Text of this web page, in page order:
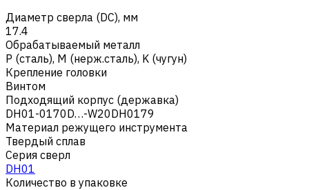
Диаметр сверла (DC), мм
17.4
Обрабатываемый металл
Р (сталь), M (нерж.сталь), K (чугун)
Крепление головки
Винтом
Подходящий корпус (державка)
DH01-0170D…-W20DH0179
Материал режущего инструмента
Твердый сплав
Серия сверл
DH01
Количество в упаковке